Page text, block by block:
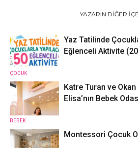
YAZARIN DIĞER
ÇOCUK
Yaz Tatilinde
Eğlenceli Aktivite
BEBEK
Katre Turan ve Okan
Elisa’nın Bebek
Montessori Çocuk